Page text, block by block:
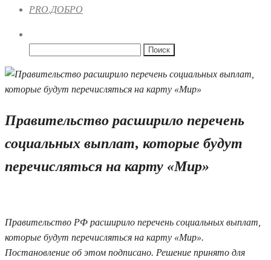
PRO.ДОБРО
Правительство расширило перечень
социальных выплат, которые будут
перечисляться на карту «Мир»
Правительство РФ расширило перечень социальных выплат,
которые будут перечисляться на карту «Мир».
Постановление об этом подписано. Решение принято для